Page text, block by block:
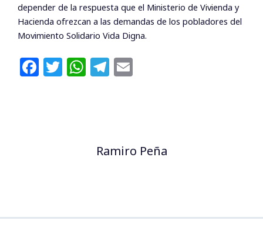
depender de la respuesta que el Ministerio de Vivienda y
Hacienda ofrezcan a las demandas de los pobladores del
Movimiento Solidario Vida Digna.
F T W T
ra
m
Ramiro Peña